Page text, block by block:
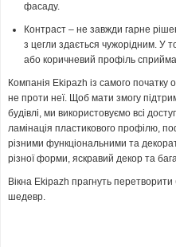
фасаду.
Контраст – не завжди гарне
з цегли здається чужорідним. У
або коричневий профіль
Компанія Ekipazh із самого
не проти неї. Щоб мати змогу
будівлі, ми використовуємо всі
ламінація пластикового профілю,
різними функціональними та
різної форми, яскравий декор та
Вікна Ekipazh прагнуть
шедевр.